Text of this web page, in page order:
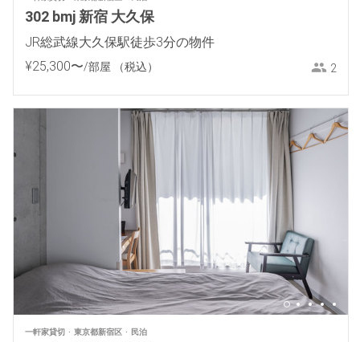
302 bmj 新宿 大久保
JR総武線大久保駅徒歩3分の物件
¥25,300〜/部屋 （税込） 2
一軒家貸切 東京都新宿区 民泊